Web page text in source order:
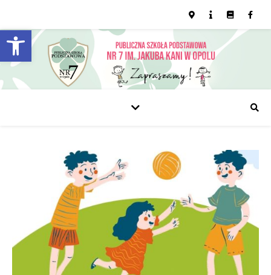
Open toolbar